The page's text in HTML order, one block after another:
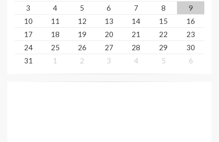
3
4 5 6 7 8
9
10
11 12 13 14 15
16
17
18 19 20 21 22
23
24
25 26 27 28 29
30
31
1 2 3 4 5 6